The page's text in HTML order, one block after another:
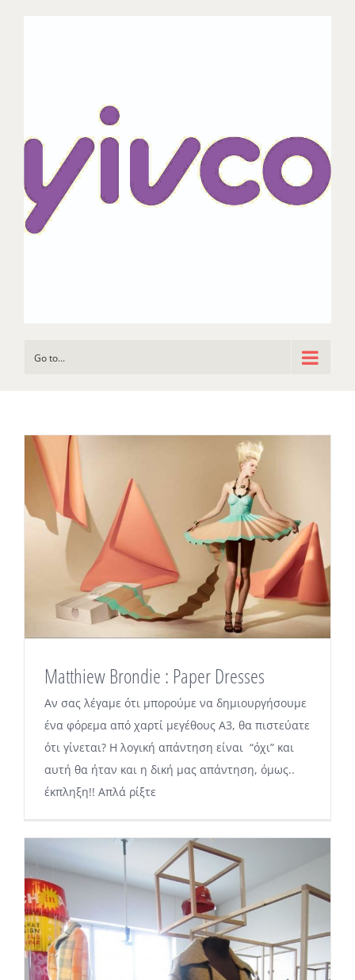
Go to...
Matthiew Brondie : Paper Dresses
Αν σας λέγαμε ότι μπορούμε να δημιουργήσουμε
ένα φόρεμα από χαρτί μεγέθους Α3, θα πιστεύατε
ότι γίνεται? Η λογική απάντηση είναι “όχι” και
αυτή θα ήταν και η δική μας απάντηση, όμως..
έκπληξη!! Απλά ρίξτε